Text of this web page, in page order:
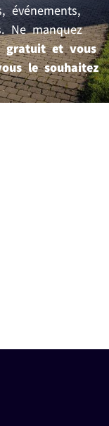
événements,
Ne manquez
et vous
le souhaitez